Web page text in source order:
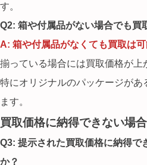
す。
Q2: 箱や付属品がない場合でも買
A: 箱や付属品がなくても買取は可
揃っている場合には買取価格が上
特にオリジナルのパッケージがあ
ます。
買取価格に納得できない場
Q3: 提示された買取価格に納得で
か？